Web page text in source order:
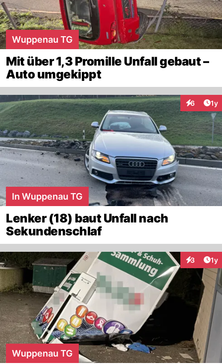
Wuppenau TG
Mit über 1,3 Promille Unfall gebaut –
Auto umgekippt
6 1y
In Wuppenau TG
Lenker (18) baut Unfall nach
Sekundenschlaf
3 1y
Wuppenau TG